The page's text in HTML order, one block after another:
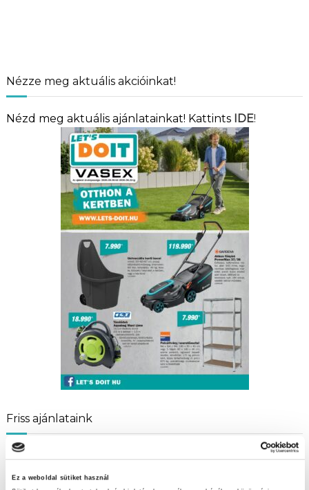
Ez a weboldal sütiket használ
Nézze meg aktuális akcióinkat!
Nézd meg aktuális ajánlatainkat! Kattints IDE!
Friss ajánlataink
Szuperinfós ajánlataink!
LET’S DOIT ajánlataink